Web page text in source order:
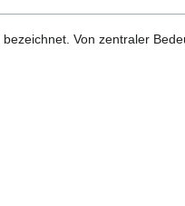
Von zentraler